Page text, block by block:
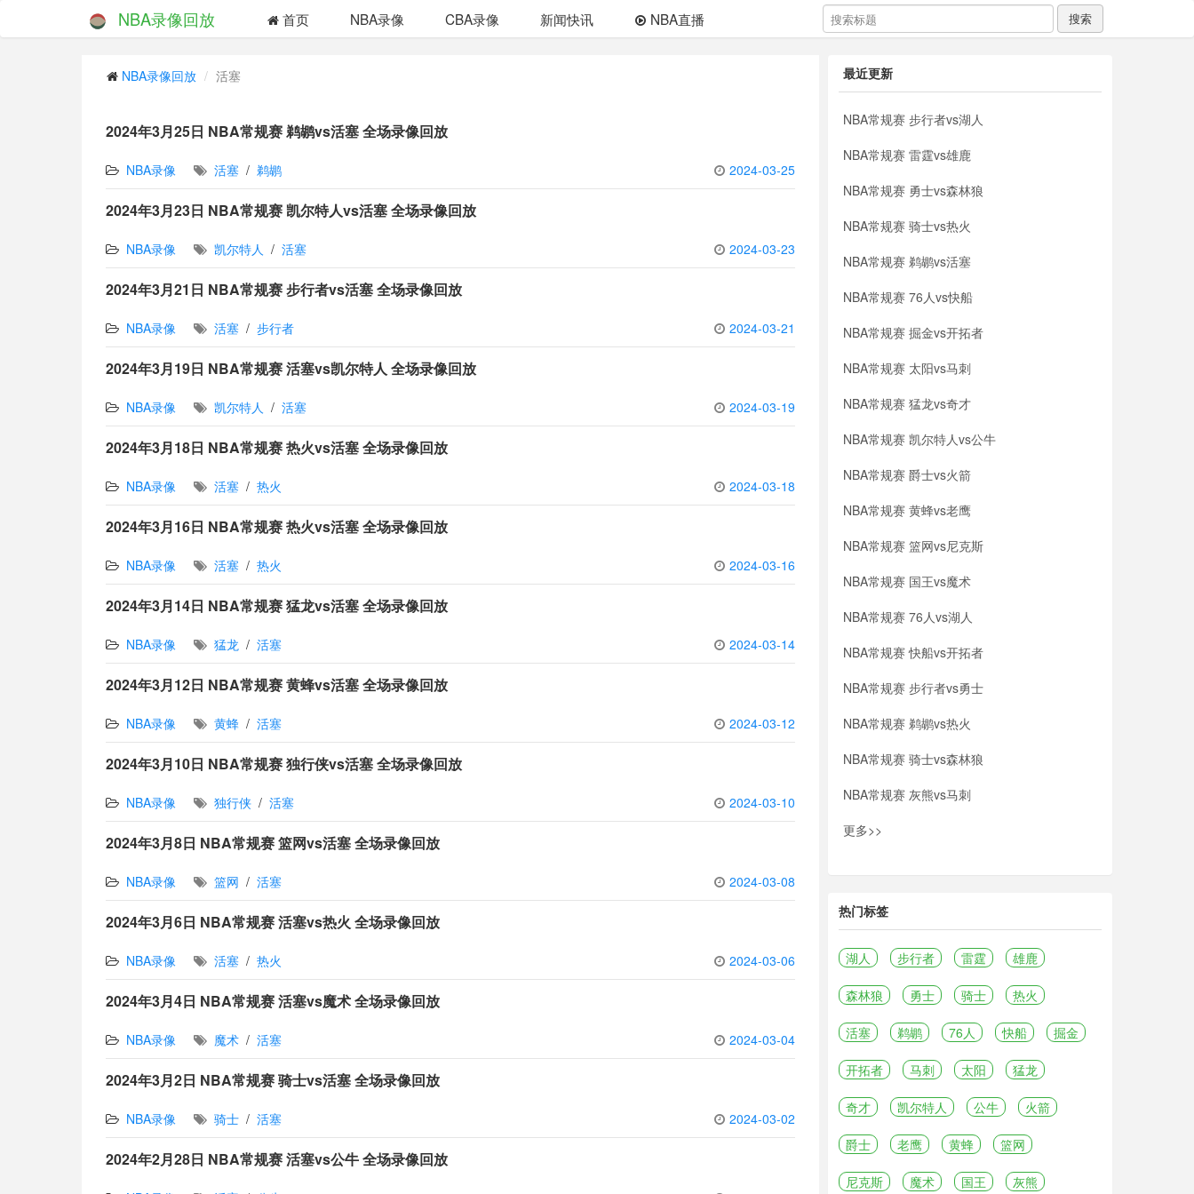
NBA录像回放 首页 NBA录像 CBA录像 新闻快讯 NBA直播 搜索
NBA录像回放 活塞
2024年3月25日 NBA常规赛 鹈鹕vs活塞 全场录像回放
NBA录像 活塞 / 鹈鹕 2024-03-25
2024年3月23日 NBA常规赛 凯尔特人vs活塞 全场录像回放
NBA录像 凯尔特人 / 活塞 2024-03-23
2024年3月21日 NBA常规赛 步行者vs活塞 全场录像回放
NBA录像 活塞 / 步行者 2024-03-21
2024年3月19日 NBA常规赛 活塞vs凯尔特人 全场录像回放
NBA录像 凯尔特人 / 活塞 2024-03-19
2024年3月18日 NBA常规赛 热火vs活塞 全场录像回放
NBA录像 活塞 / 热火 2024-03-18
2024年3月16日 NBA常规赛 热火vs活塞 全场录像回放
NBA录像 活塞 / 热火 2024-03-16
2024年3月14日 NBA常规赛 猛龙vs活塞 全场录像回放
NBA录像 猛龙 / 活塞 2024-03-14
2024年3月12日 NBA常规赛 黄蜂vs活塞 全场录像回放
NBA录像 黄蜂 / 活塞 2024-03-12
2024年3月10日 NBA常规赛 独行侠vs活塞 全场录像回放
NBA录像 独行侠 / 活塞 2024-03-10
2024年3月8日 NBA常规赛 篮网vs活塞 全场录像回放
NBA录像 篮网 / 活塞 2024-03-08
2024年3月6日 NBA常规赛 活塞vs热火 全场录像回放
NBA录像 活塞 / 热火 2024-03-06
2024年3月4日 NBA常规赛 活塞vs魔术 全场录像回放
NBA录像 魔术 / 活塞 2024-03-04
2024年3月2日 NBA常规赛 骑士vs活塞 全场录像回放
NBA录像 骑士 / 活塞 2024-03-02
2024年2月28日 NBA常规赛 活塞vs公牛 全场录像回放
最近更新
NBA常规赛 步行者vs湖人
NBA常规赛 雷霆vs雄鹿
NBA常规赛 勇士vs森林狼
NBA常规赛 骑士vs热火
NBA常规赛 鹈鹕vs活塞
NBA常规赛 76人vs快船
NBA常规赛 掘金vs开拓者
NBA常规赛 太阳vs马刺
NBA常规赛 猛龙vs奇才
NBA常规赛 凯尔特人vs公牛
NBA常规赛 爵士vs火箭
NBA常规赛 黄蜂vs老鹰
NBA常规赛 篮网vs尼克斯
NBA常规赛 国王vs魔术
NBA常规赛 76人vs湖人
NBA常规赛 快船vs开拓者
NBA常规赛 步行者vs勇士
NBA常规赛 鹈鹕vs热火
NBA常规赛 骑士vs森林狼
NBA常规赛 灰熊vs马刺
更多>>
热门标签
湖人 步行者 雷霆 雄鹿
森林狼 勇士 骑士 热火
活塞 鹈鹕 76人 快船 掘金
开拓者 马刺 太阳 猛龙
奇才 凯尔特人 公牛 火箭
爵士 老鹰 黄蜂 篮网
尼克斯 魔术 国王 灰熊